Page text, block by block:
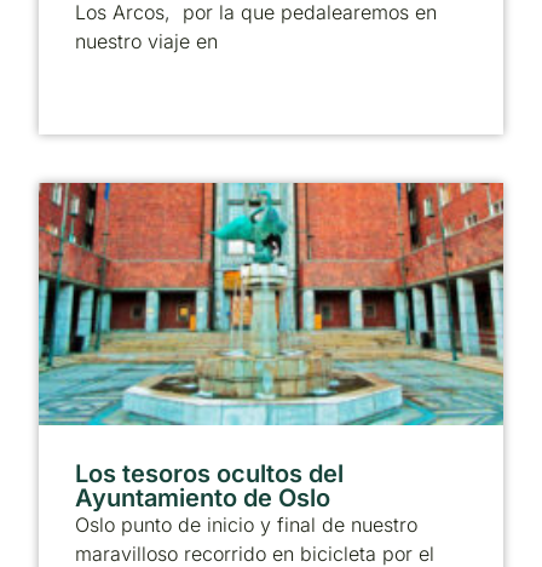
Los Arcos, por la que pedalearemos en
nuestro viaje en
Los tesoros ocultos del
Ayuntamiento de Oslo
Oslo punto de inicio y final de nuestro
maravilloso recorrido en bicicleta por el